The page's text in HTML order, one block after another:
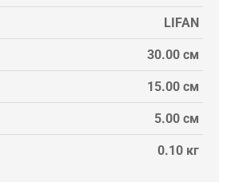
LIFAN
30.00 см
15.00 см
5.00 см
0.10 кг